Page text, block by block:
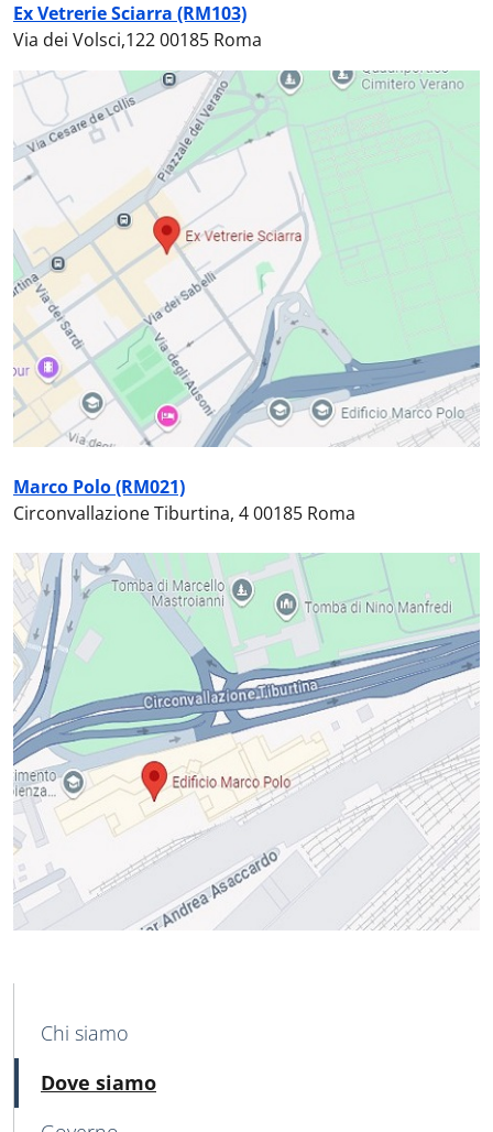
Ex Vetrerie Sciarra (RM103)
Via dei Volsci,122 00185 Roma
Marco Polo (RM021)
Circonvallazione Tiburtina, 4 00185 Roma
MAIN NAVIGATION
Chi siamo
Dove siamo